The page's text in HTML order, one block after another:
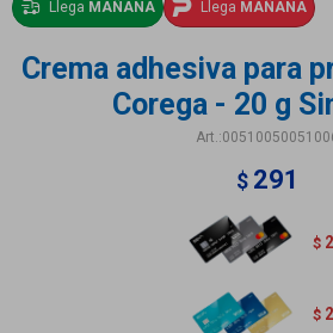
Llega MAÑANA Llega MAÑANA
Crema adhesiva para
Corega - 20 g
$ 291
$
$